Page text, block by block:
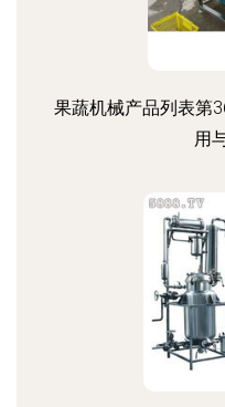
果蔬机械产品列表第
用